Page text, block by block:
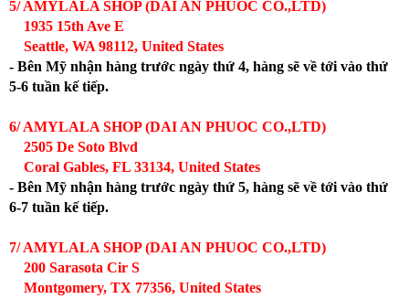
5/ AMYLALA SHOP (DAI AN PHUOC CO.,LTD)
1935 15th Ave E
Seattle, WA 98112, United States
- Bên Mỹ nhận hàng trước ngày thứ 4, hàng sẽ về tới vào thứ
5-6 tuần kế tiếp.
6/ AMYLALA SHOP (DAI AN PHUOC CO.,LTD)
2505 De Soto Blvd
Coral Gables, FL 33134, United States
- Bên Mỹ nhận hàng trước ngày thứ 5, hàng sẽ về tới vào thứ
6-7 tuần kế tiếp.
7/ AMYLALA SHOP (DAI AN PHUOC CO.,LTD)
200 Sarasota Cir S
Montgomery, TX 77356, United States